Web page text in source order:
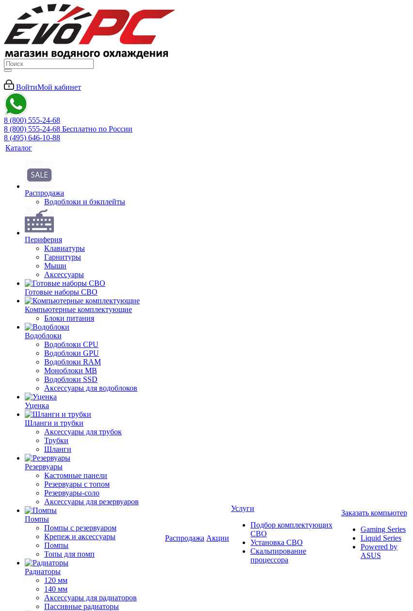
ВойтиМой кабинет
8 (800) 555-24-68
8 (800) 555-24-68 Бесплатно по России
8 (495) 646-10-88
Каталог
Распродажа
Водоблоки и бэкплейты
Периферия
Клавиатуры
Гарнитуры
Мыши
Аксессуары
Готовые наборы СВО
Компьютерные комплектующие
Блоки питания
Водоблоки
Водоблоки CPU
Водоблоки GPU
Водоблоки RAM
Моноблоки MB
Водоблоки SSD
Аксессуары для водоблоков
Уценка
Шланги и трубки
Аксессуары для трубок
Трубки
Шланги
Резервуары
Кастомные панели
Резервуары с топом
Резервуары-соло
Аксессуары для резервуаров
Помпы
Помпы с резервуаром
Крепеж и аксессуары
Помпы
Топы для помп
Радиаторы
120 мм
140 мм
Аксессуары для радиаторов
Пассивные радиаторы
Распродажа Акции
Услуги
Подбор комплектующих
СВО
Установка СВО
Скальпирование
процессора
Заказать компьютер
Gaming Series
Liquid Series
Powered by
ASUS